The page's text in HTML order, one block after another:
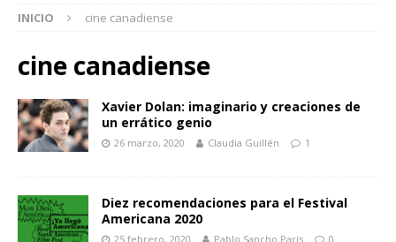
INICIO cine canadiense
cine canadiense
Xavier Dolan: imaginario y creaciones de
un errático genio
26 marzo, 2020 Claudia Guillén 1
Diez recomendaciones para el Festival
Americana 2020
25 febrero, 2020 Pablo Sancho París 0